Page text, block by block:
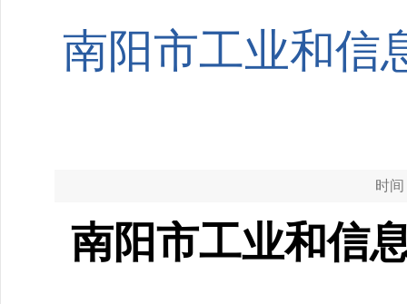
南阳市工业和信
时
南阳市工业和信